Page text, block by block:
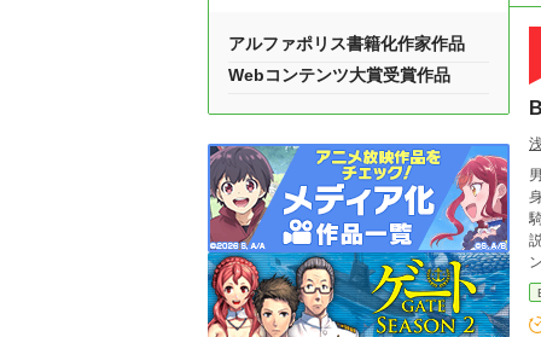
説
ン
アルファポリス書籍化作家作品
Webコンテンツ大賞受賞作品